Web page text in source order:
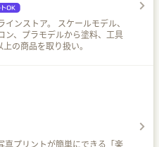
。 スケールモデル、
ン、プラモデルから塗料、工具
の商品を取り扱い。
真プリントが簡単にできる「楽